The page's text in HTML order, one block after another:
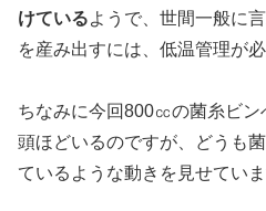
けているようで、世間一般に
を産み出すには、低温管理が
ちなみに今回800㏄の菌糸ビ
頭ほどいるのですが、どうも
ているような動きを見せていま